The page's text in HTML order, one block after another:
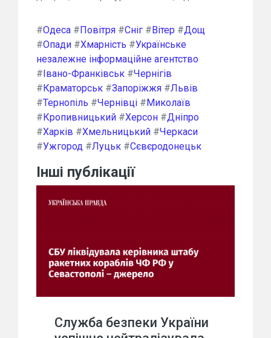
#Одеса #Повітря #Сніг #Вітер #Дощ
#Опади #Хмарність #Українське
незалежне інформаційне агентство
#Івано-Франківськ #Чернігів
#Краматорськ #Запоріжжя #Львів
#Тернопіль #Чернівці #Миколаїв
#Кропивницький #Херсон #Дніпро
#Харків #Хмельницький #Черкаси
#Ужгород #Луцьк #Сєвєродонецьк
Інші публікації
Служба безпеки України